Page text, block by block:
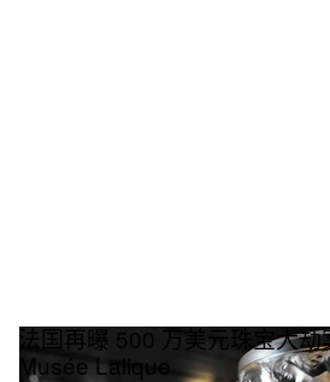
法国再曝 500 万美元珠宝大
Musée Lalique